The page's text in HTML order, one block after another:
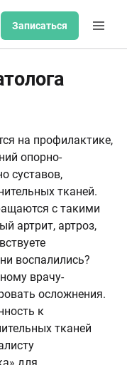
Записаться
на профилактике,
опорно-
суставов,
тканей.
с такими
артрит, артроз,
воспалились?
врачу-
осложнения.
к
тканей